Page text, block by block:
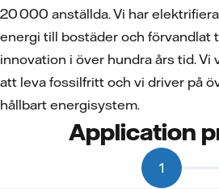
20 000 anställda. Vi har
energi till bostäder och förvandlat
innovation i över hundra års tid. Vi
att leva fossilfritt och vi driver på
hållbart energisystem.
Application
1